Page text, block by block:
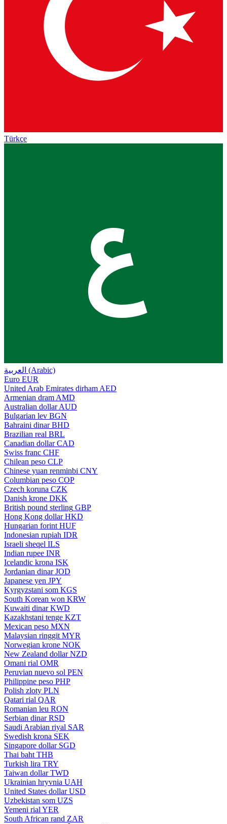
Türkçe
ع
العربية (Arabic)
Euro EUR
United Arab Emirates dirham AED
Armenian dram AMD
Australian dollar AUD
Bulgarian lev BGN
Bahraini dinar BHD
Brazilian real BRL
Canadian dollar CAD
Swiss franc CHF
Chilean peso CLP
Chinese yuan renminbi CNY
Columbian peso COP
Czech koruna CZK
Danish krone DKK
British pound sterling GBP
Hong Kong dollar HKD
Hungarian forint HUF
Indonesian rupiah IDR
Israeli sheqel ILS
Indian rupee INR
Icelandic krona ISK
Jordanian dinar JOD
Japanese yen JPY
Kyrgyzstani som KGS
South Korean won KRW
Kuwaiti dinar KWD
Kazakhstani tenge KZT
Mexican peso MXN
Malaysian ringgit MYR
Norwegian krone NOK
New Zealand dollar NZD
Omani rial OMR
Peruvian nuevo sol PEN
Philippine peso PHP
Polish zloty PLN
Qatari rial QAR
Romanian leu RON
Serbian dinar RSD
Saudi Arabian riyal SAR
Swedish krona SEK
Singapore dollar SGD
Thai baht THB
Turkish lira TRY
Taiwan dollar TWD
Ukrainian hryvnia UAH
United States dollar USD
Uzbekistan som UZS
Yemeni rial YER
South African rand ZAR